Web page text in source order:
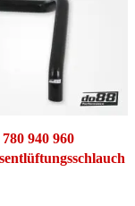
940 960